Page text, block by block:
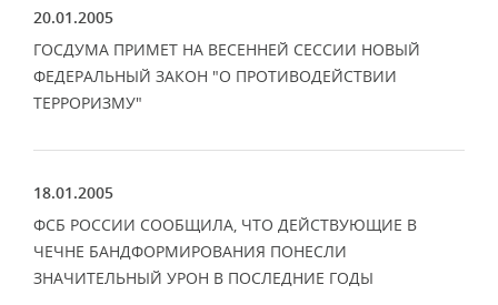
20.01.2005
ГОСДУМА ПРИМЕТ НА ВЕСЕННЕЙ СЕССИИ НОВЫЙ
ФЕДЕРАЛЬНЫЙ ЗАКОН "О ПРОТИВОДЕЙСТВИИ
ТЕРРОРИЗМУ"
18.01.2005
ФСБ РОССИИ СООБЩИЛА, ЧТО ДЕЙСТВУЮЩИЕ В
ЧЕЧНЕ БАНДФОРМИРОВАНИЯ ПОНЕСЛИ
ЗНАЧИТЕЛЬНЫЙ УРОН В ПОСЛЕДНИЕ ГОДЫ